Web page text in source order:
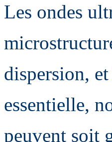
Les ondes
dispersion,
essentielle,
peuvent soit